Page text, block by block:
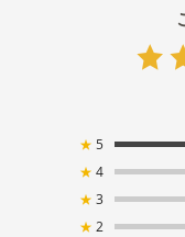
★ 5
★ 4
★ 3
★ 2